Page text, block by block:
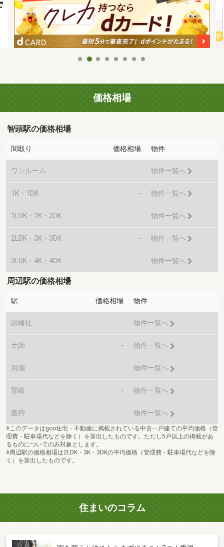
価格相場
智頭駅の価格相場
間取り 価格相場 物件
ワンルーム - 物件一覧へ
1K・1DK - 物件一覧へ
1LDK・2K・2DK - 物件一覧へ
2LDK・3K・3DK - 物件一覧へ
3LDK・4K・4DK - 物件一覧へ
周辺駅の価格相場
駅 価格相場 物件
因幡社 - 物件一覧へ
土師 - 物件一覧へ
用瀬 - 物件一覧へ
那岐 - 物件一覧へ
鷹狩 - 物件一覧へ
※このデータはgoo住宅・不動産に掲載されている中古一戸建ての平均価格（管
理費・駐車場代などを除く）を算出したものです。ただし5戸以上の掲載があ
るものについてのみ対象とします。
※周辺駅の価格相場は2LDK・3K・3DKの平均価格（管理費・駐車場代などを除
く）を算出したものです。
住まいのコラム